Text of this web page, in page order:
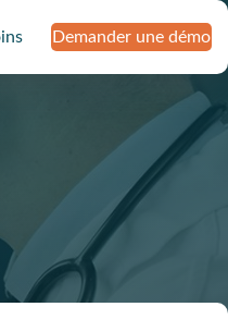
Demander une démo